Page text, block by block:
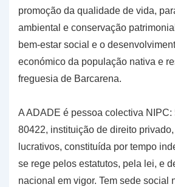
promoção da qualidade de vida,
ambiental e conservação
bem-estar social e o
económico da população nativa e
freguesia de Barcarena.
A ADADE é pessoa colectiva
80422, instituição de direito
lucrativos, constituída por tempo
se rege pelos estatutos, pela lei, e
nacional em vigor. Tem sede social